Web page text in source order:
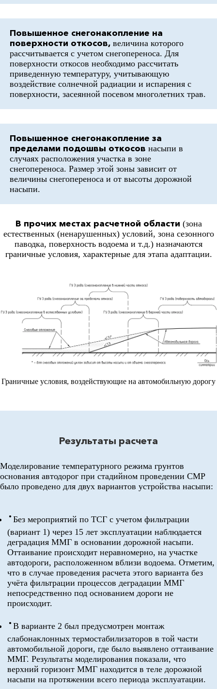
Повышенное снегонакопление на
поверхности откосов, величина которого
рассчитывается с учетом снегопереноса. Для
поверхности откосов необходимо рассчитать
приведенную температуру, учитывающую
воздействие солнечной радиации и испарения с
поверхности, засеянной посевом многолетних трав.
Повышенное снегонакопление за
пределами подошвы откосов насыпи в
случаях расположения участка в зоне
снегопереноса. Размер этой зоны зависит от
величины снегопереноса и от высоты дорожной
насыпи.
В прочих местах расчетной области (зона
естественных (ненарушенных) условий, зона сезонного
паводка, поверхность водоема и т.д.) назначаются
граничные условия, характерные для этапа адаптации.
Граничные условия, воздействующие на автомобильную дорогу
Результаты расчета
Моделирование температурного режима грунтов
основания автодорог при стадийном проведении СМР
было проведено для двух вариантов устройства насыпи:
Без мероприятий по ТСГ с учетом фильтрации
(вариант 1) через 15 лет эксплуатации наблюдается
деградация ММГ в основании дорожной насыпи.
Оттаивание происходит неравномерно, на участке
автодороги, расположенном вблизи водоема. Отметим,
что в случае проведения расчета этого варианта без
учёта фильтрации процессов деградации ММГ
непосредственно под основанием дороги не
происходит.
В варианте 2 был предусмотрен монтаж
слабонаклонных термостабилизаторов в той части
автомобильной дороги, где было выявлено оттаивание
ММГ. Результаты моделирования показали, что
верхний горизонт ММГ находится в теле дорожной
насыпи на протяжении всего периода эксплуатации.